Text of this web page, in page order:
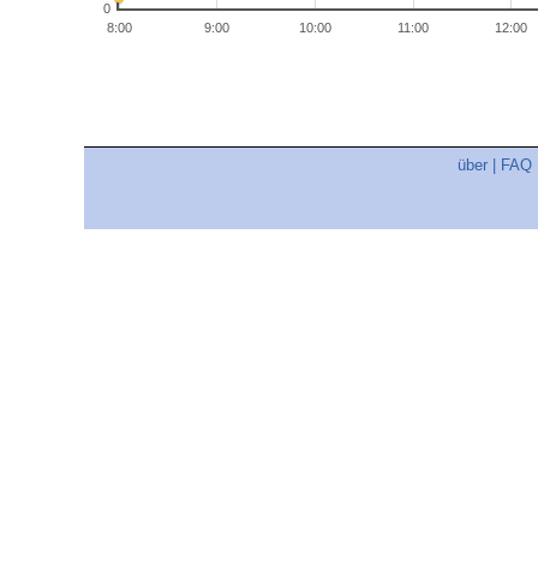
8:00 9:00 10:00 11:00 12:00
0
über FAQ